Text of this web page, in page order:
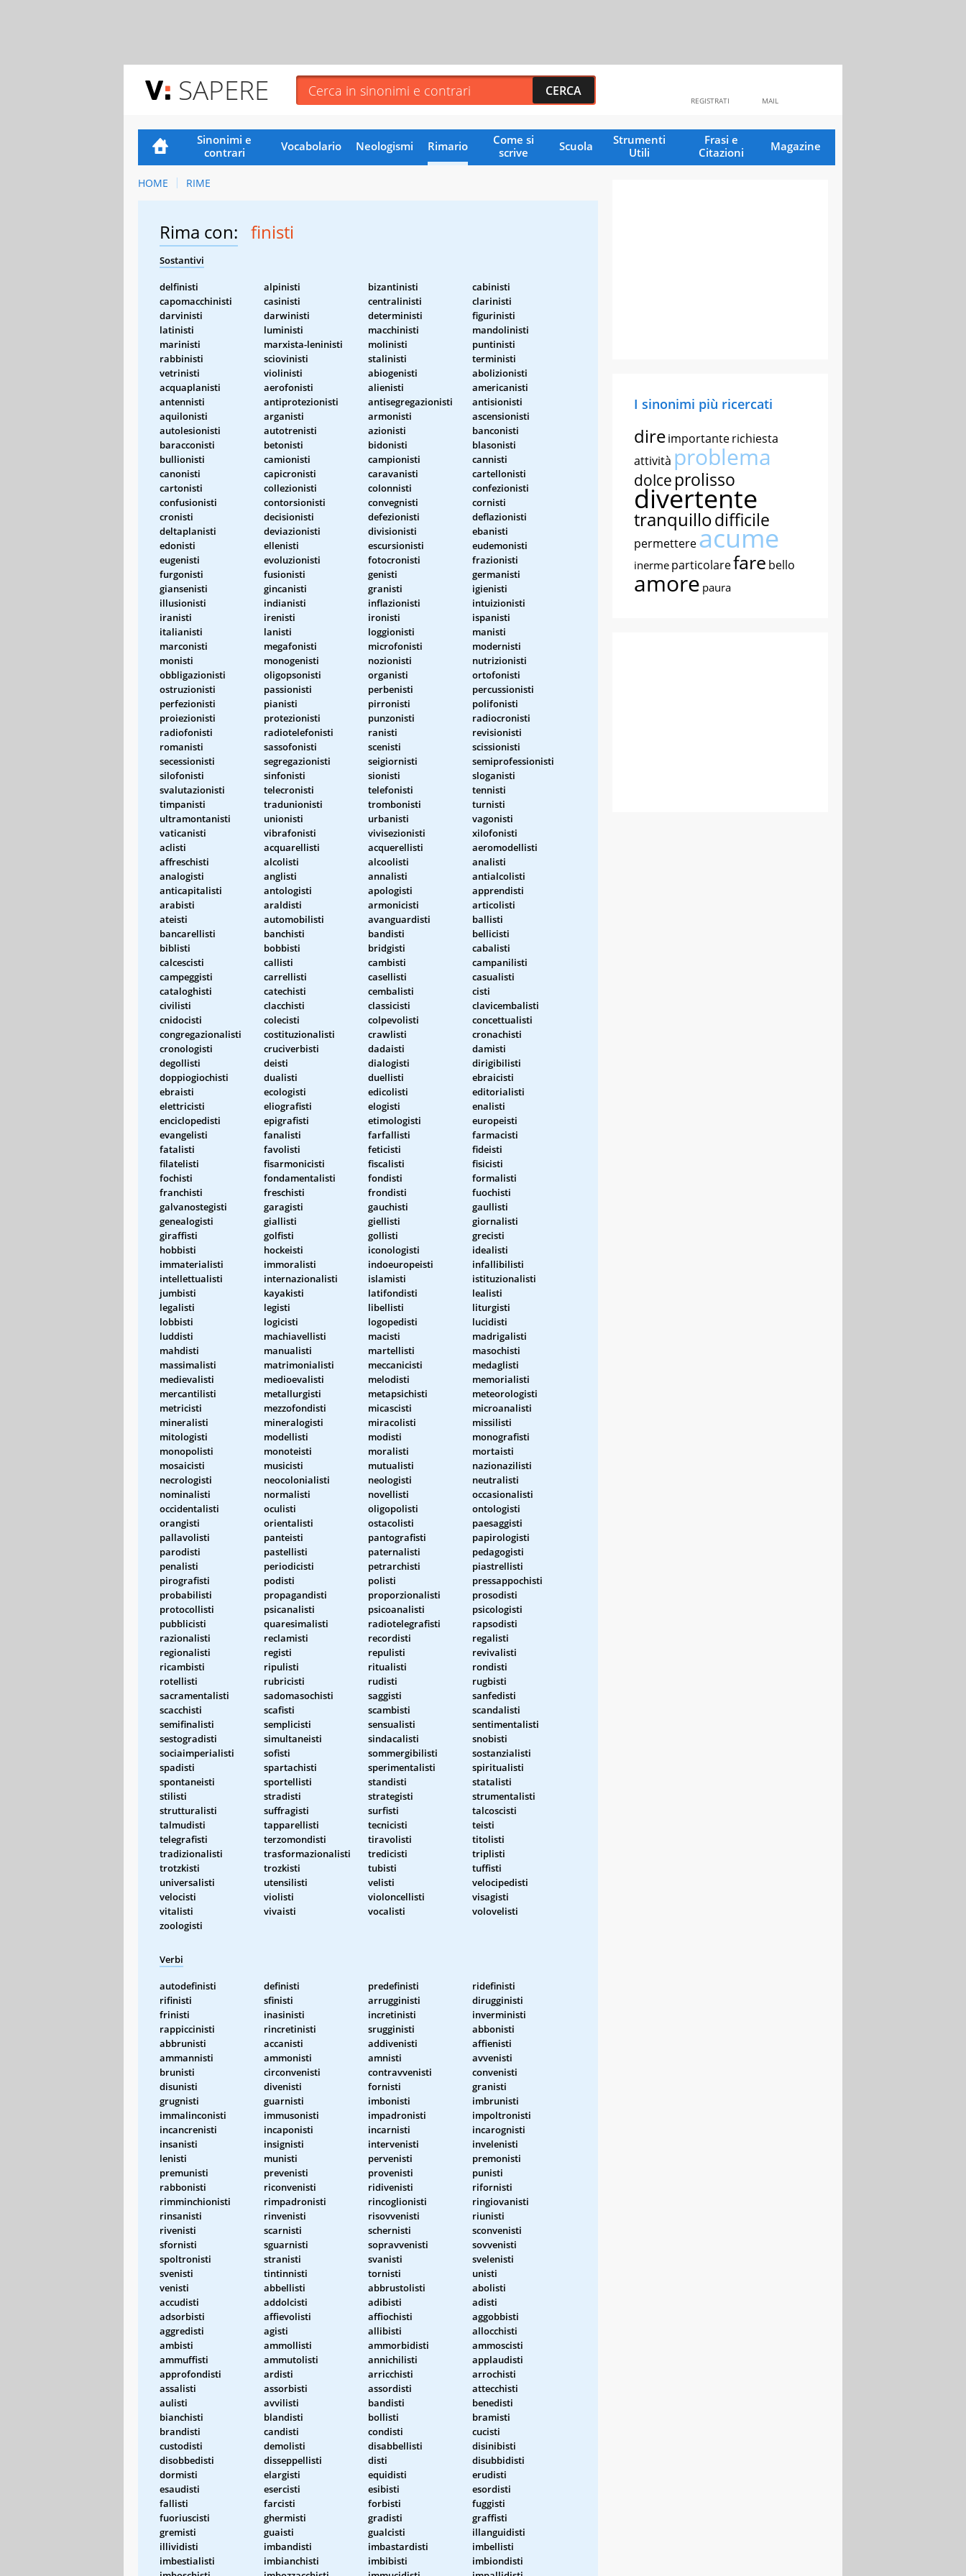
SAPERE MAIL
REGISTRATI
Sinonimi e
contrari
Vocabolario Neologismi Rimario
Come si
scrive
Scuola
Strumenti
Utili
Frasi e
Citazioni
Magazine
HOME RIME
Rima con: finisti
Sostantivi
delfinisti alpinisti bizantinisti
cabinisti
capomacchinisti
casinisti centralinisti
clarinisti
darvinisti
darwinisti deterministi
figurinisti
latinisti
luministi macchinisti
mandolinisti
marinisti
marxista-leninisti molinisti
puntinisti
rabbinisti
sciovinisti stalinisti
terministi
vetrinisti
violinisti abiogenisti
abolizionisti
acquaplanisti
aerofonisti alienisti
americanisti
antennisti
antiprotezionisti antisegregazionisti
antisionisti
aquilonisti
arganisti armonisti
ascensionisti
autolesionisti
autotrenisti azionisti
banconisti
baracconisti
betonisti bidonisti
blasonisti
bullionisti
camionisti campionisti
cannisti
canonisti
capicronisti caravanisti
cartellonisti
cartonisti
collezionisti colonnisti
confezionisti
confusionisti
contorsionisti convegnisti
cornisti
cronisti
decisionisti defezionisti
deflazionisti
deltaplanisti
deviazionisti divisionisti
ebanisti
edonisti
ellenisti escursionisti
eudemonisti
eugenisti
evoluzionisti fotocronisti
frazionisti
furgonisti
fusionisti genisti
germanisti
giansenisti
gincanisti granisti
igienisti
illusionisti
indianisti inflazionisti
intuizionisti
iranisti
irenisti ironisti
ispanisti
italianisti
lanisti loggionisti
manisti
marconisti
megafonisti microfonisti
modernisti
monisti
monogenisti nozionisti
nutrizionisti
obbligazionisti
oligopsonisti organisti
ortofonisti
ostruzionisti
passionisti perbenisti
percussionisti
perfezionisti
pianisti pirronisti
polifonisti
proiezionisti
protezionisti punzonisti
radiocronisti
radiofonisti
radiotelefonisti ranisti
revisionisti
romanisti
sassofonisti scenisti
scissionisti
secessionisti
segregazionisti seigiornisti
semiprofessionisti
silofonisti
sinfonisti sionisti
sloganisti
svalutazionisti
telecronisti telefonisti
tennisti
timpanisti
tradunionisti trombonisti
turnisti
ultramontanisti
unionisti urbanisti
vagonisti
vaticanisti
vibrafonisti vivisezionisti
xilofonisti
aclisti
acquarellisti acquerellisti
aeromodellisti
affreschisti
alcolisti alcoolisti
analisti
analogisti
anglisti annalisti
antialcolisti
anticapitalisti
antologisti apologisti
apprendisti
arabisti
araldisti armonicisti
articolisti
ateisti
automobilisti avanguardisti
ballisti
bancarellisti
banchisti bandisti
bellicisti
biblisti
bobbisti bridgisti
cabalisti
calcescisti
callisti cambisti
campanilisti
campeggisti
carrellisti casellisti
casualisti
cataloghisti
catechisti cembalisti
cisti
civilisti
clacchisti classicisti
clavicembalisti
cnidocisti
colecisti colpevolisti
concettualisti
congregazionalisti
costituzionalisti crawlisti
cronachisti
cronologisti
cruciverbisti dadaisti
damisti
degollisti
deisti dialogisti
dirigibilisti
doppiogiochisti
dualisti duellisti
ebraicisti
ebraisti
ecologisti edicolisti
editorialisti
elettricisti
eliografisti elogisti
enalisti
enciclopedisti
epigrafisti etimologisti
europeisti
evangelisti
fanalisti farfallisti
farmacisti
fatalisti
favolisti feticisti
fideisti
filatelisti
fisarmonicisti fiscalisti
fisicisti
fochisti
fondamentalisti fondisti
formalisti
franchisti
freschisti frondisti
fuochisti
galvanostegisti
garagisti gauchisti
gaullisti
genealogisti
giallisti giellisti
giornalisti
giraffisti
golfisti gollisti
grecisti
hobbisti
hockeisti iconologisti
idealisti
immaterialisti
immoralisti indoeuropeisti
infallibilisti
intellettualisti
internazionalisti islamisti
istituzionalisti
jumbisti
kayakisti latifondisti
lealisti
legalisti
legisti libellisti
liturgisti
lobbisti
logicisti logopedisti
lucidisti
luddisti
machiavellisti macisti
madrigalisti
mahdisti
manualisti martellisti
masochisti
massimalisti
matrimonialisti meccanicisti
medaglisti
medievalisti
medioevalisti melodisti
memorialisti
mercantilisti
metallurgisti metapsichisti
meteorologisti
metricisti
mezzofondisti micascisti
microanalisti
mineralisti
mineralogisti miracolisti
missilisti
mitologisti
modellisti modisti
monografisti
monopolisti
monoteisti moralisti
mortaisti
mosaicisti
musicisti mutualisti
nazionazilisti
necrologisti
neocolonialisti neologisti
neutralisti
nominalisti
normalisti novellisti
occasionalisti
occidentalisti
oculisti oligopolisti
ontologisti
orangisti
orientalisti ostacolisti
paesaggisti
pallavolisti
panteisti pantografisti
papirologisti
parodisti
pastellisti paternalisti
pedagogisti
penalisti
periodicisti petrarchisti
piastrellisti
pirografisti
podisti polisti
pressappochisti
probabilisti
propagandisti proporzionalisti
prosodisti
protocollisti
psicanalisti psicoanalisti
psicologisti
pubblicisti
quaresimalisti radiotelegrafisti
rapsodisti
razionalisti
reclamisti recordisti
regalisti
regionalisti
registi repulisti
revivalisti
ricambisti
ripulisti ritualisti
rondisti
rotellisti
rubricisti rudisti
rugbisti
sacramentalisti
sadomasochisti saggisti
sanfedisti
scacchisti
scafisti scambisti
scandalisti
semifinalisti
semplicisti sensualisti
sentimentalisti
sestogradisti
simultaneisti sindacalisti
snobisti
sociaimperialisti
sofisti sommergibilisti
sostanzialisti
spadisti
spartachisti sperimentalisti
spiritualisti
spontaneisti
sportellisti standisti
statalisti
stilisti
stradisti strategisti
strumentalisti
strutturalisti
suffragisti surfisti
talcoscisti
talmudisti
tapparellisti tecnicisti
teisti
telegrafisti
terzomondisti tiravolisti
titolisti
tradizionalisti
trasformazionalisti tredicisti
triplisti
trotzkisti
trozkisti tubisti
tuffisti
universalisti
utensilisti velisti
velocipedisti
velocisti
violisti violoncellisti
visagisti
vitalisti
vivaisti vocalisti
volovelisti
zoologisti
Verbi
autodefinisti definisti predefinisti
ridefinisti
rifinisti
sfinisti arrugginisti
dirugginisti
frinisti
inasinisti incretinisti
inverministi
rappiccinisti
rincretinisti srugginisti
abbonisti
abbrunisti
accanisti addivenisti
affienisti
ammannisti
ammonisti amnisti
avvenisti
brunisti
circonvenisti contravvenisti
convenisti
disunisti
divenisti fornisti
granisti
grugnisti
guarnisti imbonisti
imbrunisti
immalinconisti
immusonisti impadronisti
impoltronisti
incancrenisti
incaponisti incarnisti
incarognisti
insanisti
insignisti intervenisti
invelenisti
lenisti
munisti pervenisti
premonisti
premunisti
prevenisti provenisti
punisti
rabbonisti
riconvenisti ridivenisti
rifornisti
rimminchionisti
rimpadronisti rincoglionisti
ringiovanisti
rinsanisti
rinvenisti risovvenisti
riunisti
rivenisti
scarnisti schernisti
sconvenisti
sfornisti
sguarnisti sopravvenisti
sovvenisti
spoltronisti
stranisti svanisti
svelenisti
svenisti
tintinnisti tornisti
unisti
venisti
abbellisti abbrustolisti
abolisti
accudisti
addolcisti adibisti
adisti
adsorbisti
affievolisti affiochisti
aggobbisti
aggredisti
agisti allibisti
allocchisti
ambisti
ammollisti ammorbidisti
ammoscisti
ammuffisti
ammutolisti annichilisti
applaudisti
approfondisti
ardisti arricchisti
arrochisti
assalisti
assorbisti assordisti
attecchisti
aulisti
avvilisti bandisti
benedisti
bianchisti
blandisti bollisti
bramisti
brandisti
candisti condisti
cucisti
custodisti
demolisti disabbellisti
disinibisti
disobbedisti
disseppellisti disti
disubbidisti
dormisti
elargisti equidisti
erudisti
esaudisti
esercisti esibisti
esordisti
fallisti
farcisti forbisti
fuggisti
fuoriuscisti
ghermisti gradisti
graffisti
gremisti
guaisti gualcisti
illanguidisti
illividisti
imbandisti imbastardisti
imbellisti
imbestialisti
imbianchisti imbibisti
imbiondisti
I sinonimi più ricercati
direimportanterichiesta
attività problema
dolce prolisso
divertente
tranquillodifficile
permettereacume
inerme particolarefare bello
amore paura